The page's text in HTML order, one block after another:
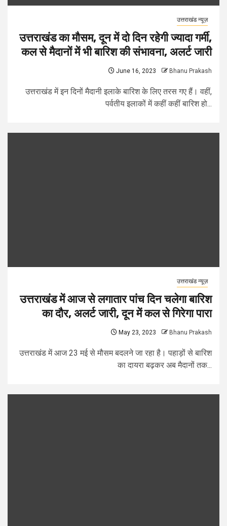
उत्तराखंड न्यूज़
उत्तराखंड का मौसम, दून में दो दिन रहेगी ज्यादा गर्मी,
कल से मैदानों में भी बारिश की संभावना, अलर्ट जारी
June 16, 2023 Bhanu Prakash
उत्तराखंड में इन दिनों मैदानी इलाके बारिश के लिए तरस गए हैं। वहीं,
पर्वतीय इलाकों में कहीं कहीं बारिश हो...
उत्तराखंड न्यूज़
उत्तराखंड में आज से लगातार पांच दिन चलेगा बारिश
का दौर, अलर्ट जारी, दून में कल से गिरेगा पारा
May 23, 2023 Bhanu Prakash
उत्तराखंड में आज 23 मई से मौसम बदलने जा रहा है। पहाड़ों से बारिश
का दायरा बढ़कर अब मैदानों तक...